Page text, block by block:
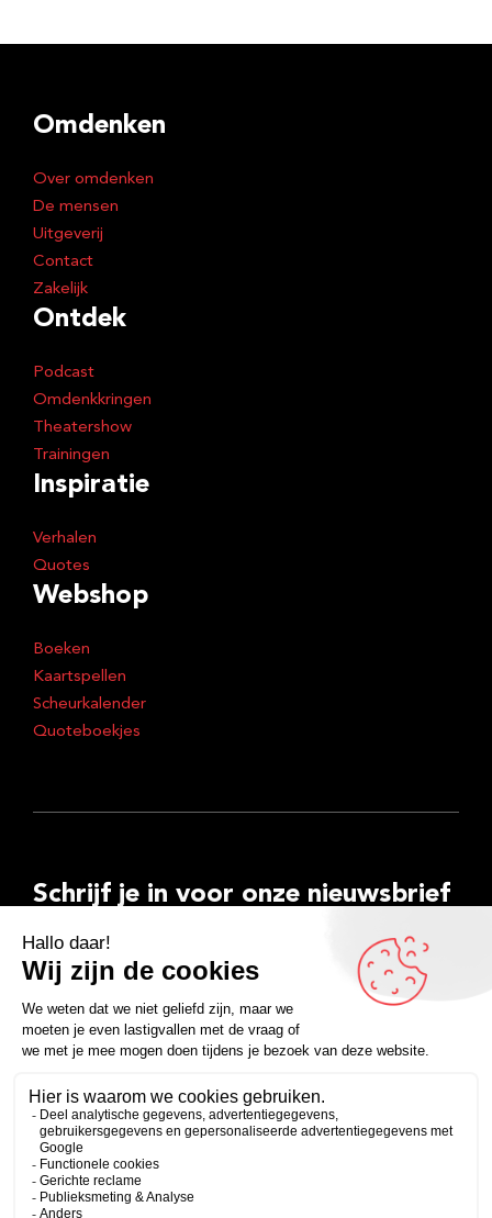
Omdenken
Over omdenken
De mensen
Uitgeverij
Contact
Zakelijk
Ontdek
Podcast
Omdenkkringen
Theatershow
Trainingen
Inspiratie
Verhalen
Quotes
Webshop
Boeken
Kaartspellen
Scheurkalender
Quoteboekjes
Schrijf je in voor onze nieuwsbrief
E-
mailadres
Inschrijven
FacebookInstagramLinkedInYouTubeSpotify